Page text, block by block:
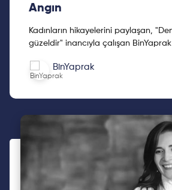
Angın
Kadınların hikayelerini paylaşan,
güzeldir" inancıyla çalışan
Cumhuriyetimizin 2. yüzyılına
hediye etmek için çıktığımız Hikaye
BinYaprak